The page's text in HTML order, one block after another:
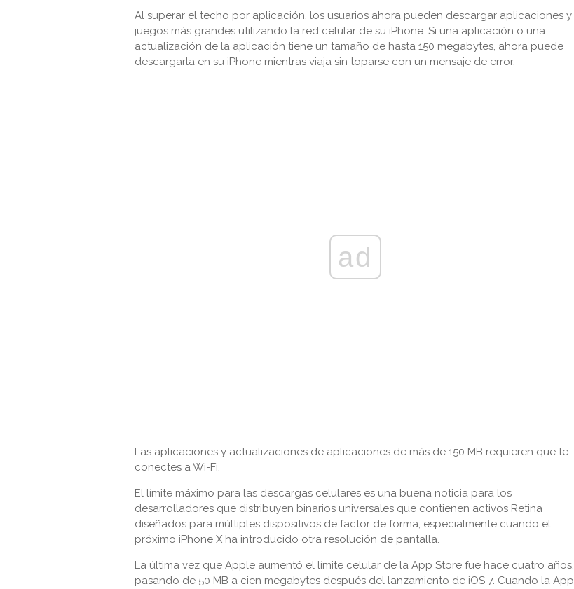
Al superar el techo por aplicación, los usuarios ahora pueden descargar aplicaciones y
juegos más grandes utilizando la red celular de su iPhone. Si una aplicación o una
actualización de la aplicación tiene un tamaño de hasta 150 megabytes, ahora puede
descargarla en su iPhone mientras viaja sin toparse con un mensaje de error.
ad
Las aplicaciones y actualizaciones de aplicaciones de más de 150 MB requieren que te
conectes a Wi-Fi.
El límite máximo para las descargas celulares es una buena noticia para los
desarrolladores que distribuyen binarios universales que contienen activos Retina
diseñados para múltiples dispositivos de factor de forma, especialmente cuando el
próximo iPhone X ha introducido otra resolución de pantalla.
La última vez que Apple aumentó el límite celular de la App Store fue hace cuatro años,
pasando de 50 MB a cien megabytes después del lanzamiento de iOS 7. Cuando la App